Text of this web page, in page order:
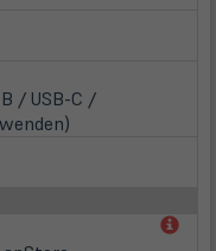
/ USB-C /